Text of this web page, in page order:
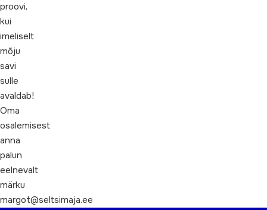
proovi,
kui
imeliselt
mõju
savi
sulle
avaldab!
Oma
osalemisest
anna
palun
eelnevalt
märku
margot@seltsimaja.ee